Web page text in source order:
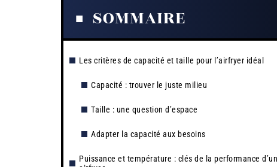
SOMMAIRE
Les critères de capacité et taille pour l’airfryer idéal
Capacité : trouver le juste milieu
Taille : une question d’espace
Adapter la capacité aux besoins
Puissance et température : clés de la performance d’un